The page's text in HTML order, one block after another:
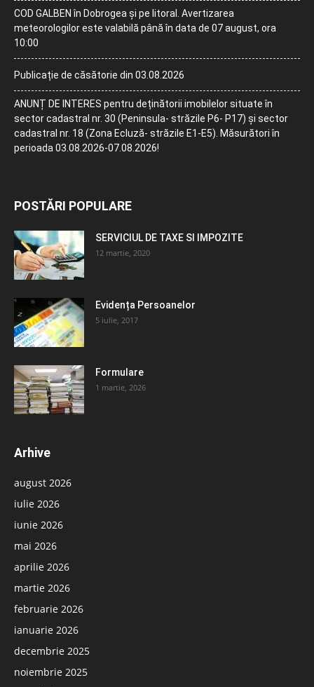
COD GALBEN în Dobrogea și pe litoral. Avertizarea
meteorologilor este valabilă până în data de 07 august, ora
10:00
Publicație de căsătorie din 03.08.2026
ANUNȚ DE INTERES pentru deținătorii imobilelor situate în
sector cadastral nr. 30 (Peninsula- străzile P6- P17) și sector
cadastral nr. 18 (Zona Ecluză- străzile E1-E5). Măsurători în
perioada 03.08.2026-07.08.2026!
POSTĂRI POPULARE
SERVICIUL DE TAXE SI IMPOZITE
12 martie, 2020
Evidența Persoanelor
5 iulie, 2017
Formulare
1 martie, 2026
Arhive
august 2026
iulie 2026
iunie 2026
mai 2026
aprilie 2026
martie 2026
februarie 2026
ianuarie 2026
decembrie 2025
noiembrie 2025